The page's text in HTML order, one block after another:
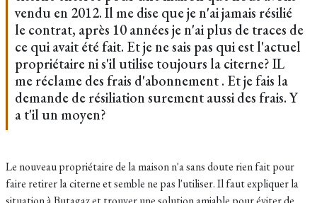
vendu en 2012. Il me dise que je n'ai jamais résilié
le contrat, après 10 années je n'ai plus de traces de
ce qui avait été fait. Et je ne sais pas qui est l'actuel
propriétaire ni s'il utilise toujours la citerne? IL
me réclame des frais d'abonnement . Et je fais la
demande de résiliation surement aussi des frais. Y
a t'il un moyen?
Le nouveau propriétaire de la maison n'a sans doute rien fait pour
faire retirer la citerne et semble ne pas l'utiliser. Il faut expliquer la